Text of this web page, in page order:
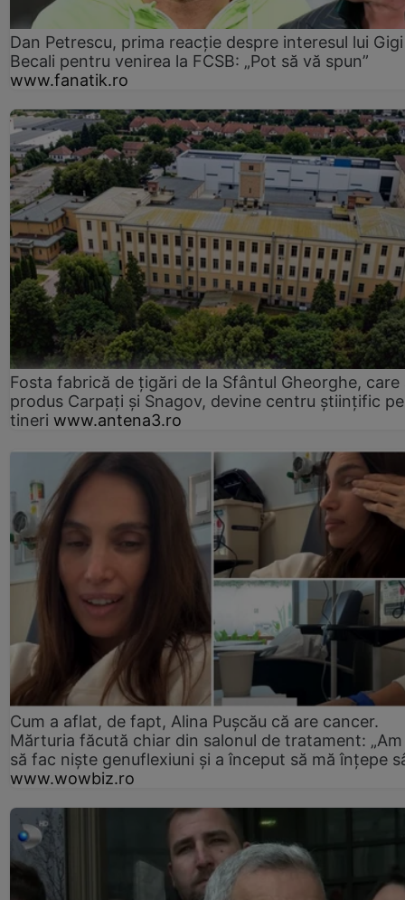
Dan Petrescu, prima reacție despre interesul lui Gigi
Becali pentru venirea la FCSB: „Pot să vă spun”
www.fanatik.ro
Fosta fabrică de țigări de la Sfântul Gheorghe, care
produs Carpați și Snagov, devine centru științific
tineri www.antena3.ro
Cum a aflat, de fapt, Alina Pușcău că are cancer.
Mărturia făcută chiar din salonul de tratament:
să fac niște genuflexiuni și a început să mă înțepe
www.wowbiz.ro